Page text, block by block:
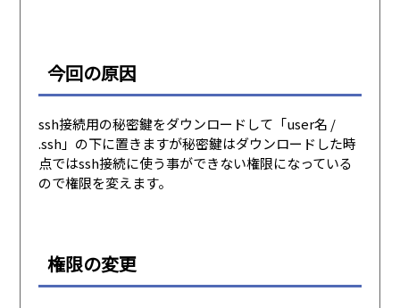
今回の原因
ssh接続用の秘密鍵をダウンロードして「user名 /
.ssh」の下に置きますが秘密鍵はダウンロードした時
点ではssh接続に使う事ができない権限になっている
ので権限を変えます。
権限の変更